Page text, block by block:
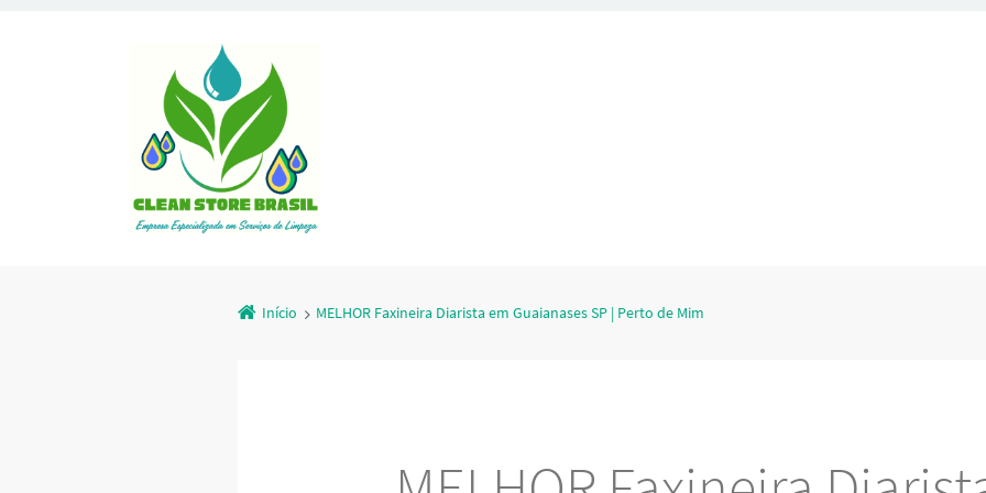
Início MELHOR Faxineira Diarista em Guaianases SP | Perto de Mim